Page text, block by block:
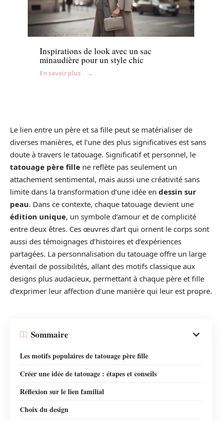
Accessoires
Inspirations de look avec un sac
minaudière pour un style chic
En savoir plus
Le lien entre un père et sa fille peut se matérialiser de
diverses manières, et l’une des plus significatives est sans
doute à travers le tatouage. Significatif et personnel, le
tatouage père fille ne reflète pas seulement un
attachement sentimental, mais aussi une créativité sans
limite dans la transformation d’une idée en dessin sur
peau. Dans ce contexte, chaque tatouage devient une
édition unique, un symbole d’amour et de complicité
entre deux êtres. Ces œuvres d’art qui ornent le corps sont
aussi des témoignages d’histoires et d’expériences
partagées. La personnalisation du tatouage offre un large
éventail de possibilités, allant des motifs classique aux
designs plus audacieux, permettant à chaque père et fille
d’exprimer leur affection d’une manière qui leur est propre.
Sommaire
Les motifs populaires de tatouage père fille
Créer une idée de tatouage : étapes et conseils
Réflexion sur le lien familial
Choix du design